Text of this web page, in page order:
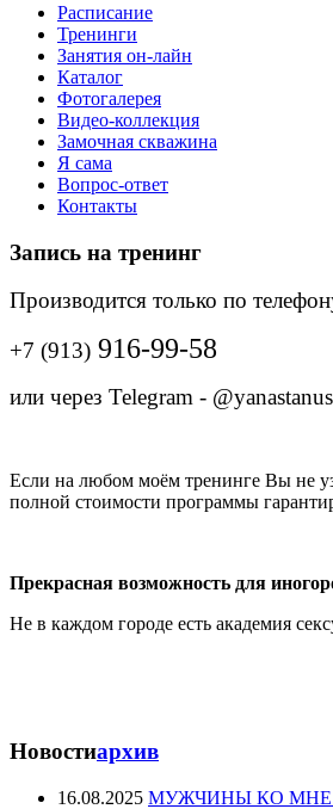
Расписание
Тренинги
Занятия он-лайн
Каталог
Фотогалерея
Видео-коллекция
Замочная скважина
Я сама
Вопрос-ответ
Контакты
Запись на тренинг
Производится только по
+7 (913) 916-99-58
или через Telegram -
Если на любом моём тренинге Вы не
полной стоимости программы
Прекрасная возможность для
Не в каждом городе есть академия
Новостиархив
16.08.2025 МУЖЧИНЫ КО МНЕ